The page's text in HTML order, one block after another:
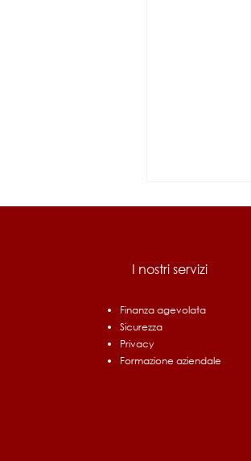
Prioritarie:
I nostri servizi
Finanza agevolata
Sicurezza
Privacy
Formazione aziendale